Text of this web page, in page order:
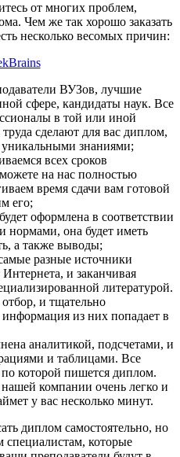
от многих проблем,
Чем же так хорошо заказать
несколько весомых причин:
ВУЗов, лучшие
сфере, кандидаты наук. Все
в той или иной
сделают для вас диплом,
знаниями;
всех сроков
на нас полностью
время сдачи вам готовой
его;
оформлена в соответствии
нормами, она будет иметь
а также выводы;
разные источники
и заканчивая
литературой.
и тщательно
из них попадает в
аналитикой, подсчетами, и
и таблицами. Все
которой пишется диплом.
компании очень легко и
у вас несколько минут.
диплом самостоятельно, но
специалистам, которые